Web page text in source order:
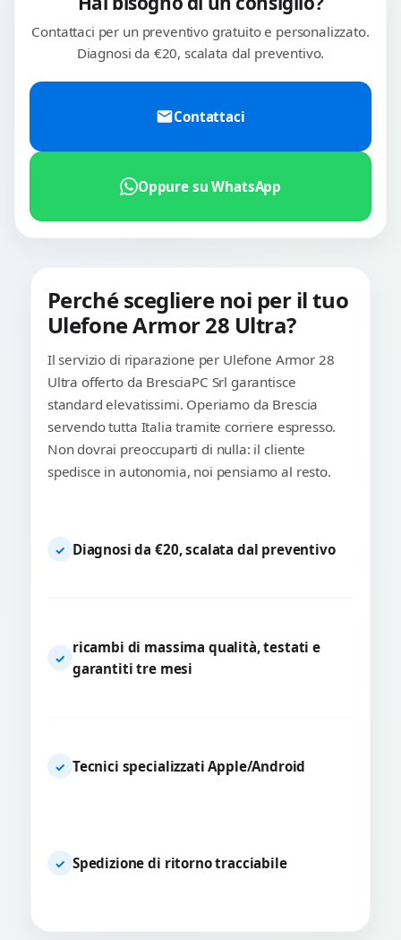
Contattaci per un preventivo gratuito e personalizzato.
Diagnosi da €20, scalata dal preventivo.
Contattaci
Oppure su WhatsApp
Perché scegliere noi per il tuo
Ulefone Armor 28 Ultra?
Il servizio di riparazione per Ulefone Armor 28
Ultra offerto da BresciaPC Srl garantisce
standard elevatissimi. Operiamo da Brescia
servendo tutta Italia tramite corriere espresso.
Non dovrai preoccuparti di nulla: il cliente
spedisce in autonomia, noi pensiamo al resto.
✓ Diagnosi da €20, scalata dal preventivo
✓
ricambi di massima qualità, testati e
garantiti tre mesi
✓ Tecnici specializzati Apple/Android
✓ Spedizione di ritorno tracciabile